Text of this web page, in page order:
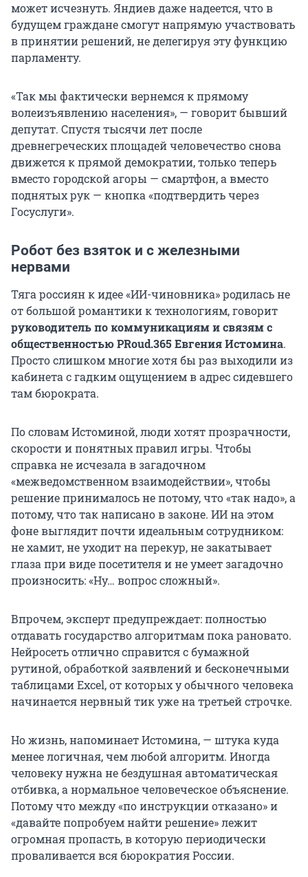
может исчезнуть. Яндиев даже надеется, что в
будущем граждане смогут напрямую участвовать
в принятии решений, не делегируя эту функцию
парламенту.
«Так мы фактически вернемся к прямому
волеизъявлению населения», — говорит бывший
депутат. Спустя тысячи лет после
древнегреческих площадей человечество снова
движется к прямой демократии, только теперь
вместо городской агоры — смартфон, а вместо
поднятых рук — кнопка «подтвердить через
Госуслуги».
Робот без взяток и с железными
нервами
Тяга россиян к идее «ИИ-чиновника» родилась не
от большой романтики к технологиям, говорит
руководитель по коммуникациям и связям с
общественностью PRoud.365 Евгения Истомина.
Просто слишком многие хотя бы раз выходили из
кабинета с гадким ощущением в адрес сидевшего
там бюрократа.
По словам Истоминой, люди хотят прозрачности,
скорости и понятных правил игры. Чтобы
справка не исчезала в загадочном
«межведомственном взаимодействии», чтобы
решение принималось не потому, что «так надо», а
потому, что так написано в законе. ИИ на этом
фоне выглядит почти идеальным сотрудником:
не хамит, не уходит на перекур, не закатывает
глаза при виде посетителя и не умеет загадочно
произносить: «Ну… вопрос сложный».
Впрочем, эксперт предупреждает: полностью
отдавать государство алгоритмам пока рановато.
Нейросеть отлично справится с бумажной
рутиной, обработкой заявлений и бесконечными
таблицами Excel, от которых у обычного человека
начинается нервный тик уже на третьей строчке.
Но жизнь, напоминает Истомина, — штука куда
менее логичная, чем любой алгоритм. Иногда
человеку нужна не бездушная автоматическая
отбивка, а нормальное человеческое объяснение.
Потому что между «по инструкции отказано» и
«давайте попробуем найти решение» лежит
огромная пропасть, в которую периодически
проваливается вся бюрократия России.